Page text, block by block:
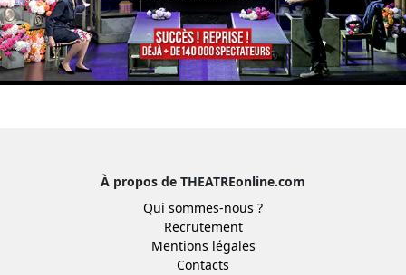
À propos de THEATREonline.com
Qui sommes-nous ?
Recrutement
Mentions légales
Contacts